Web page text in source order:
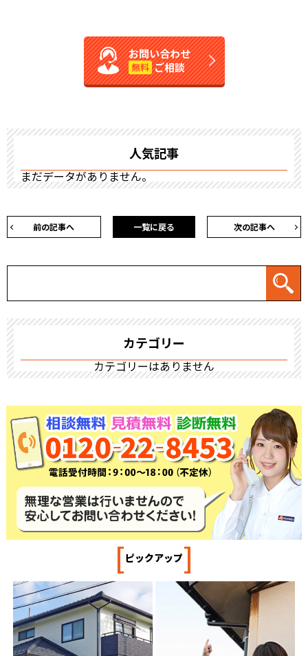
お問い合わせ
無料 ご相談
人気記事
まだデータがありません。
前の記事へ 次の記事へ
一覧に戻る
カテゴリー
カテゴリーはありません
[ピックアップ]